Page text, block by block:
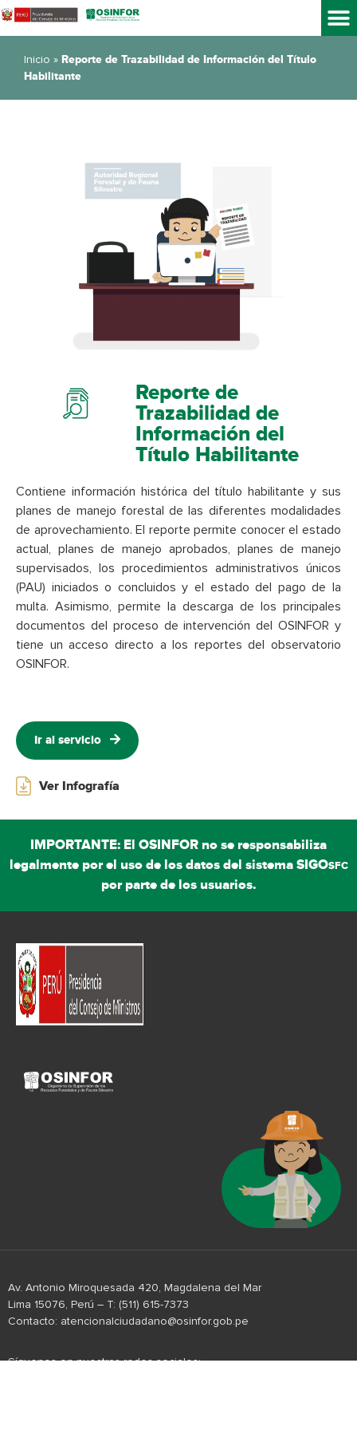
Inicio » Reporte de Trazabilidad de Información del Título
Habilitante
Reporte de
Trazabilidad de
Información del
Título Habilitante
Contiene información histórica del título habilitante y sus
planes de manejo forestal de las diferentes modalidades
de aprovechamiento. El reporte permite conocer el estado
actual, planes de manejo aprobados, planes de manejo
supervisados, los procedimientos administrativos únicos
(PAU) iniciados o concluidos y el estado del pago de la
multa. Asimismo, permite la descarga de los principales
documentos del proceso de intervención del OSINFOR y
tiene un acceso directo a los reportes del observatorio
OSINFOR.
Ir al servicio
Ver Infografía
IMPORTANTE: El OSINFOR no se responsabiliza
legalmente por el uso de los datos del sistema SIGOSFC
por parte de los usuarios.
Av. Antonio Miroquesada 420, Magdalena del Mar
Lima 15076, Perú – T: (511) 615-7373
Contacto: atencionalciudadano@osinfor.gob.pe
Síguenos en nuestras redes sociales: